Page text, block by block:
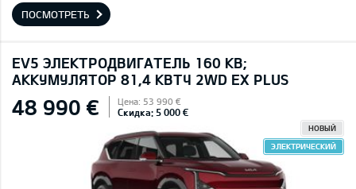
ПОСМОТРЕТЬ
EV5 ЭЛЕКТРОДВИГАТЕЛЬ 160 КВ;
AККУМУЛЯТОР 81,4 КВТЧ 2WD EX PLUS
48 990 € Цена: 53 990 €
Скидка: 5 000 €
НОВЫЙ
ЭЛЕКТРИЧЕСКИЙ